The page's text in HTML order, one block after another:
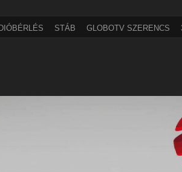
STÁB GLOBOTV SZERENCS